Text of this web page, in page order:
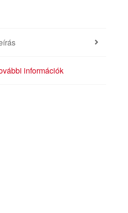
információk